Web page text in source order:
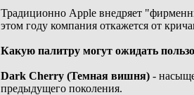
Традиционно Apple внедряет
этом году компания откажется от
Какую палитру могут ожидать
Dark Cherry (Темная вишня) -
предыдущего поколения.